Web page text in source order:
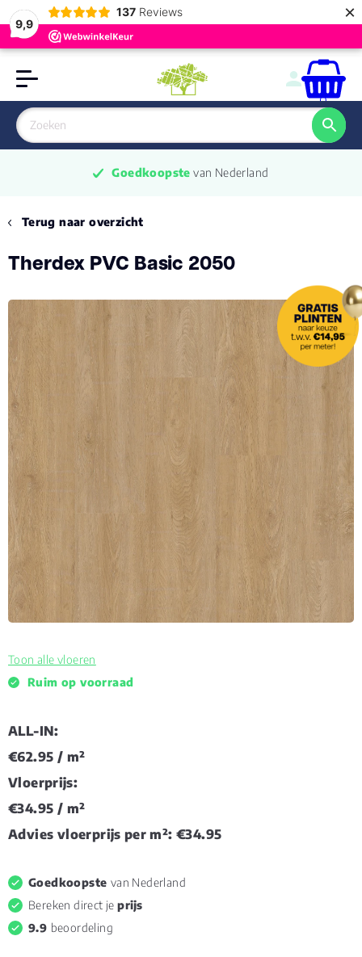
9,9
137 Reviews ×
0
Goedkoopste van Nederland
Terug naar overzicht
Therdex PVC Basic 2050
Toon alle vloeren
Ruim op voorraad
ALL-IN:
€62.95 / m²
Vloerprijs:
€34.95 / m²
Advies vloerprijs per m²: €34.95
Goedkoopste van Nederland
Bereken direct jeprijs
9.9 beoordeling